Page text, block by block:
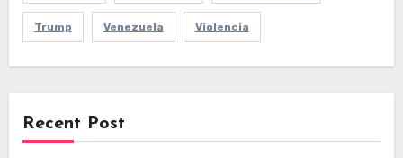
Trump Venezuela Violencia
Recent Post